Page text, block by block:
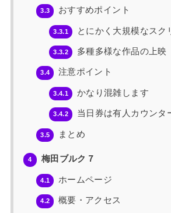
3.3 おすすめポイント
3.3.1 とにかく大規模なスク
3.3.2 多種多様な作品の上映
3.4 注意ポイント
3.4.1 かなり混雑します
3.4.2 当日券は有人カウンタ
3.5 まとめ
4 梅田ブルク７
4.1 ホームページ
4.2 概要・アクセス